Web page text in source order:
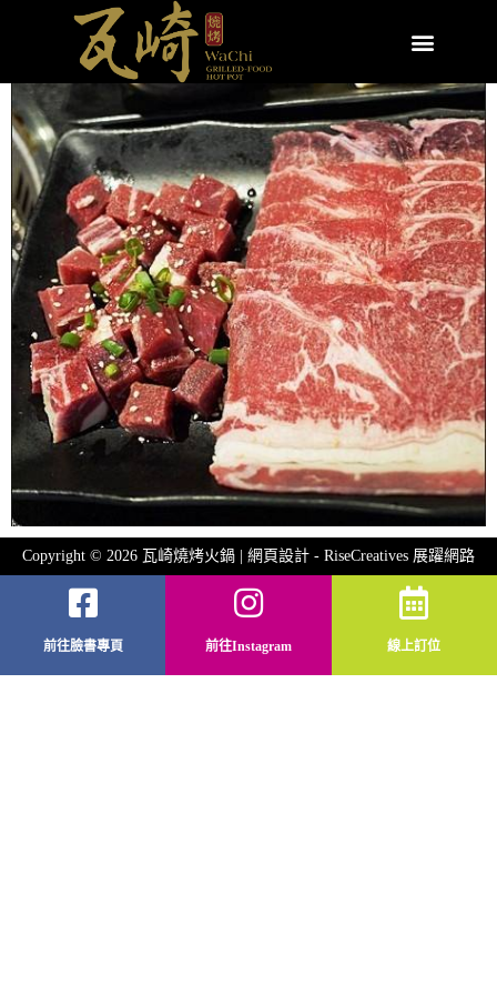
Copyright © 2026 瓦崎燒烤火鍋 | 網頁設計 - RiseCreatives 展躍網路
前往臉書專頁 前往Instagram 線上訂位